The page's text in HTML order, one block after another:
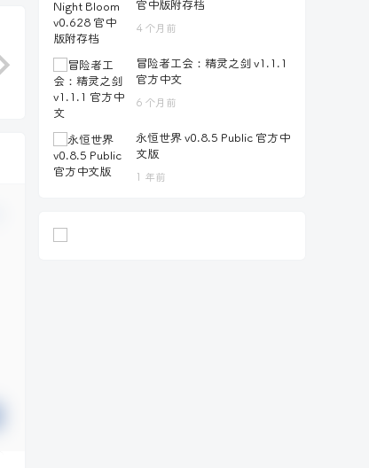
官中版附存档
4 个月前
冒险者工会：精灵之剑 v1.1.1
官方中文
6 个月前
永恒世界 v0.8.5 Public 官方中
文版
1 年前